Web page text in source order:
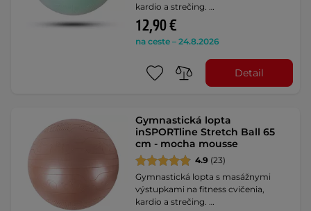
kardio a strečing. …
12,90 €
na ceste – 24.8.2026
Detail
Gymnastická lopta
inSPORTline Stretch Ball 65
cm - mocha mousse
4.9 (23)
Gymnastická lopta s masážnymi
výstupkami na fitness cvičenia,
kardio a strečing. …